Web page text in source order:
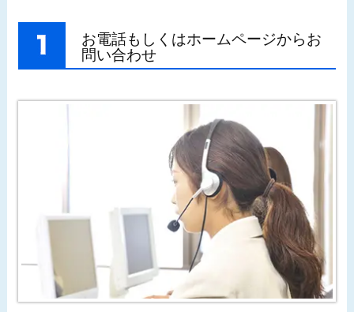
お電話もしくはホームページからお
問い合わせ